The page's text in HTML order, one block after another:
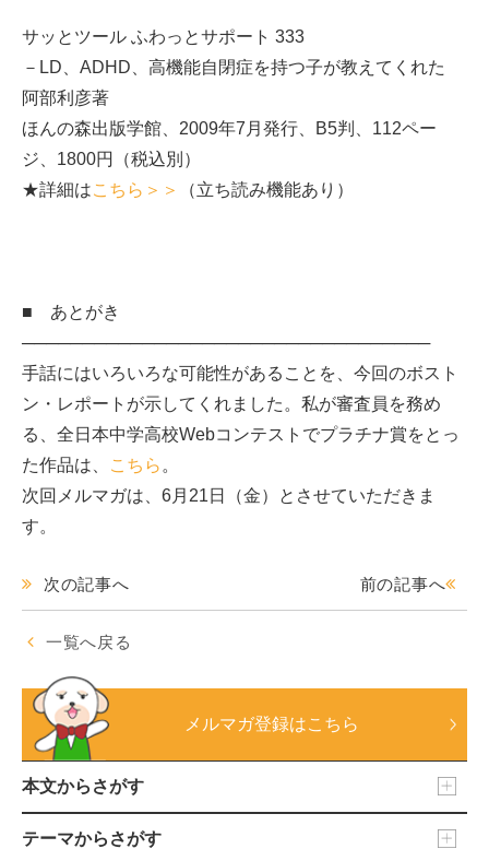
サッとツール ふわっとサポート 333
－LD、ADHD、高機能自閉症を持つ子が教えてくれた
阿部利彦著
ほんの森出版学館、2009年7月発行、B5判、112ペー
ジ、1800円（税込別）
★詳細はこちら＞＞ （立ち読み機能あり）
■ あとがき
──────────────────────────────────
手話にはいろいろな可能性があることを、今回のボスト
ン・レポートが示してくれました。私が審査員を務め
る、全日本中学高校Webコンテストでプラチナ賞をとっ
た作品は、
こちら 。
次回メルマガは、6月21日（金）とさせていただきま
す。
前の記事へ
次の記事へ
一覧へ戻る
メルマガ登録はこちら
本文からさがす
テーマからさがす